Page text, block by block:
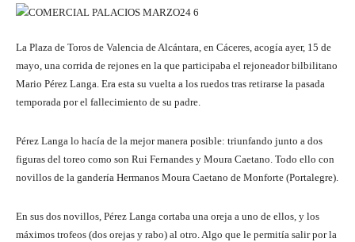
La Plaza de Toros de Valencia de Alcántara, en Cáceres, acogía ayer, 15 de
mayo, una corrida de rejones en la que participaba el rejoneador bilbilitano
Mario Pérez Langa. Era esta su vuelta a los ruedos tras retirarse la pasada
temporada por el fallecimiento de su padre.
Pérez Langa lo hacía de la mejor manera posible: triunfando junto a dos
figuras del toreo como son Rui Fernandes y Moura Caetano. Todo ello con
novillos de la gandería Hermanos Moura Caetano de Monforte (Portalegre).
En sus dos novillos, Pérez Langa cortaba una oreja a uno de ellos, y los
máximos trofeos (dos orejas y rabo) al otro. Algo que le permitía salir por la